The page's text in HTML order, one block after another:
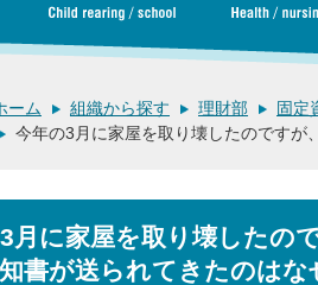
ーム 組織から探す 理財部 固定
今年の3月に家屋を取り壊したのですが
月に家屋を取り壊したの
書が送られてきたのはな